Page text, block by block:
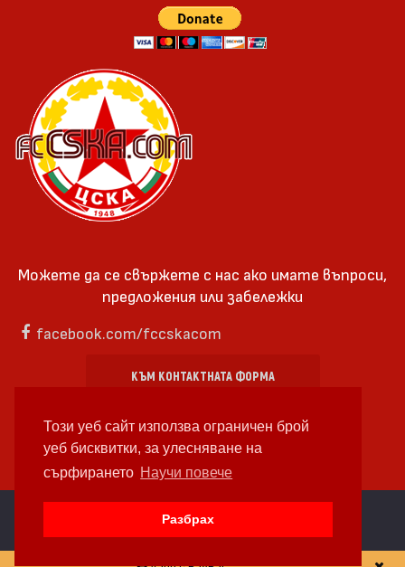
Този уеб сайт използва ограничен брой
уеб бисквитки, за улесняване на
сърфирането Научи повече
Разбрах
Можете да се свържете с нас ако имате въпроси,
предложения или забележки
facebook.com/fccskacom
КЪМ КОНТАКТНАТА ФОРМА
cc by-sa 4.0 2018—2026 | Някои Права Запазени